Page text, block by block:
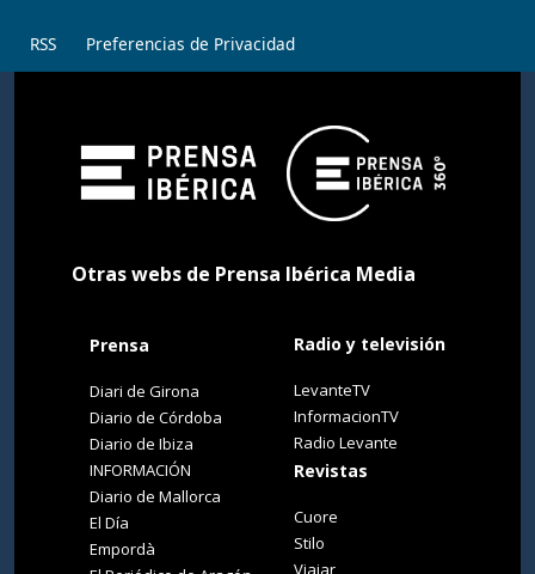
RSS Preferencias de Privacidad
Otras webs de Prensa Ibérica Media
Prensa
Diari de Girona
Diario de Córdoba
Diario de Ibiza
INFORMACIÓN
Diario de Mallorca
El Día
Empordà
Radio y televisión
LevanteTV
InformacionTV
Radio Levante
Revistas
Cuore
Stilo